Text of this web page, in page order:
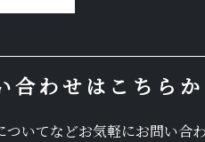
合わせはこちらか
ついてなどお気軽にお問い合